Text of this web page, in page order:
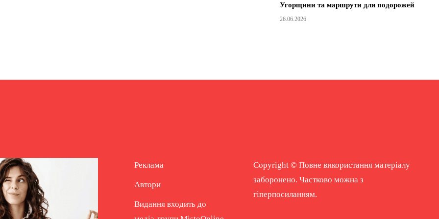
Угорщини та маршрути для подорожей
26.06.2026
Реклама
Автори
Видання входить до
Copyright © Повне використання матеріалу
заборонено. Частково можна з
гіперпосиланням.